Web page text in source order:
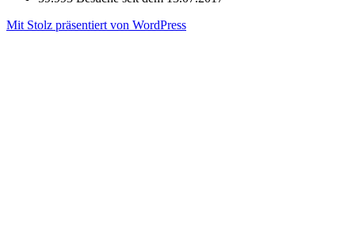
Mit Stolz präsentiert von WordPress